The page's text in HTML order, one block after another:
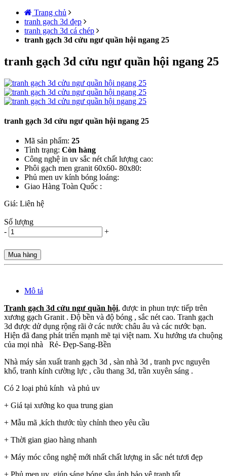
Trang chủ
tranh gạch 3d đẹp
tranh gạch 3d cá chép
tranh gạch 3d cửu ngư quần hội ngang 25
tranh gạch 3d cửu ngư quần hội ngang 25
tranh gạch 3d cửu ngư quần hội ngang 25
Mã sản phẩm: 25
Tình trạng: Còn hàng
Công nghệ in uv sắc nét chất lượng cao:
Phôi gạch men granit 60x60- 80x80:
Phủ men uv kính bóng loáng:
Giao Hàng Toàn Quốc :
Giá: Liên hệ
Số lượng
-
+
Mua hàng
Mô tả
Tranh gạch 3d cửu ngư quần hội, được in phun trực tiếp trên
xương gạch Granit . Độ bền và độ bóng , sắc nét cao. Tranh gạch
3d được dử dụng rộng rãi ở các nước châu âu và các nước bạn.
Hiện đã đang phát triển mạnh mẽ tại việt nam. Xu hướng ưa chuộng
của mọi nhà Rẻ- Đẹp-Sang-Bền
Nhà máy sản xuất tranh gạch 3d , sàn nhà 3d , tranh pvc nguyên
khổ, tranh kính cường lực , cầu thang 3d, trần xuyên sáng .
Có 2 loại phủ kính và phủ uv
+ Giá tại xưởng ko qua trung gian
+ Mẫu mã ,kích thước tùy chỉnh theo yêu cầu
+ Thời gian giao hàng nhanh
+ Máy móc công nghệ mới nhất chất lượng in sắc nét tươi đẹp